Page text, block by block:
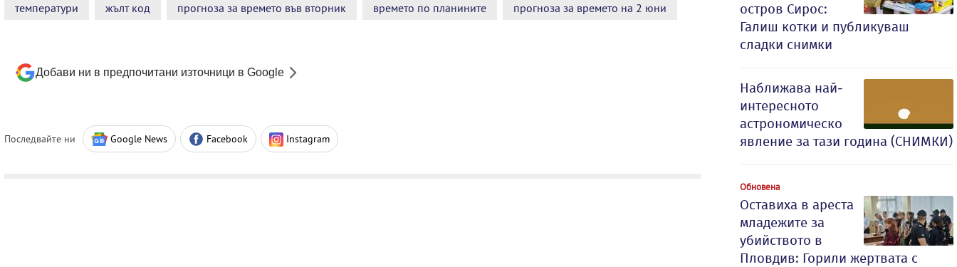
температури
жълт код прогноза за времето във вторник времето по планините прогноза за времето на 2 юни
Добави ни в предпочитани източници в Google
Последвайте ни Google News Facebook Instagram
остров Сирос:
Галиш котки и публикуваш
сладки снимки
Наближава най-
интересното
астрономическо
явление за тази година (СНИМКИ)
Обновена
Оставиха в ареста
младежите за
убийството в
Пловдив: Горили жертвата с